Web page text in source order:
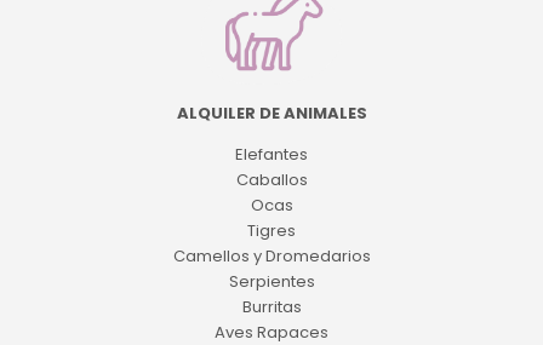
ALQUILER DE ANIMALES
Elefantes
Caballos
Ocas
Tigres
Camellos y Dromedarios
Serpientes
Burritas
Aves Rapaces